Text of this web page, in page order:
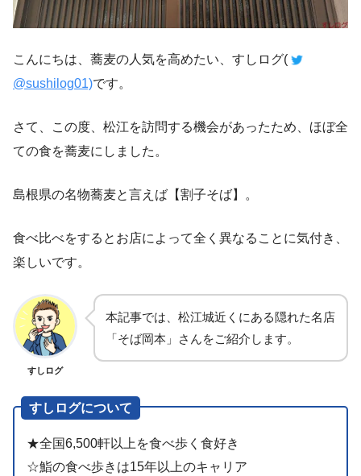
こんにちは、蕎麦の人気を高めたい、すしログ(
@sushilog01)です。
さて、この度、松江を訪問する機会があったため、ほぼ全
ての食を蕎麦にしました。
島根県の名物蕎麦と言えば【割子そば】。
食べ比べをするとお店によって全く異なることに気付き、
楽しいです。
すしログ
本記事では、松江城近くにある隠れた名店
「そば岡本」さんをご紹介します。
すしログについて
★全国6,500軒以上を食べ歩く食好き
☆鮨の食べ歩きは15年以上のキャリア